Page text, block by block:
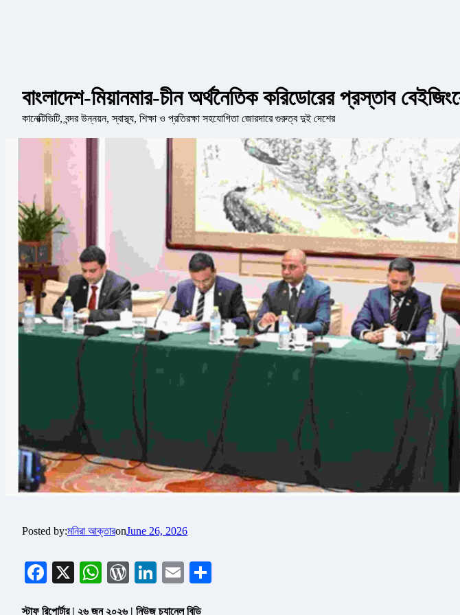
বাংলাদেশ-মিয়ানমার-চীন অর্থনৈতিক করিডোরের প্রস্তাব
কানেক্টিভিটি, বন্দর উন্নয়ন, স্বাস্থ্য, শিক্ষা ও প্রতিরক্ষা সহযোগিতা জোরদারে গুরুত্ব দুই দেশের
Posted by:মনিরা আক্তারonJune 26, 2026
Facebook
X WhatsApp
WordPress
LinkedIn
Email
স্টাফ রিপোর্টার | ২৬ জুন ২০২৬ | নিউজ চ্যানেল বিডি